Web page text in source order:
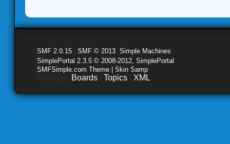
SMF 2.0.15 SMF © 2013 Simple Machines
SimplePortal 2.3.5 © 2008-2012, SimplePortal
SMFSimple.com Theme | Skin Samp
Boards Topics XML